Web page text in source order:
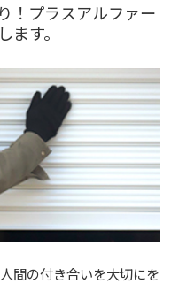
！プラスアルファー
ます。
間の付き合いを大切にを